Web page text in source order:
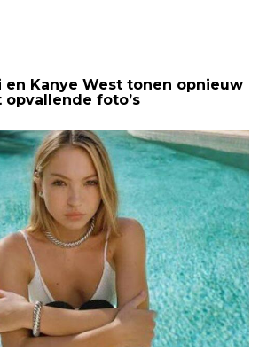
en Kanye West tonen opnieuw
foto’s